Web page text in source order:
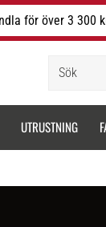
för över 3 300
UTRUSTNING